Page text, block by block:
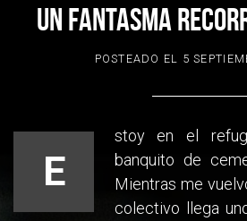
UN FANTASMA
POSTEADO EL 5
E
stoy en el
banquito de
Mientras me
colectivo llega